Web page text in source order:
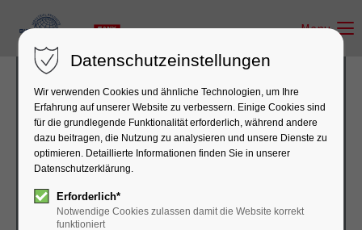
Menu
Tandem rollers
Datenschutzeinstellungen
Wir verwenden Cookies und ähnliche Technologien, um Ihre
Erfahrung auf unserer Website zu verbessern. Einige Cookies sind
für die grundlegende Funktionalität erforderlich, während andere
dazu beitragen, die Nutzung zu analysieren und unsere Dienste zu
optimieren. Detaillierte Informationen finden Sie in unserer
Datenschutzerklärung.
Erforderlich*
Notwendige Cookies zulassen damit die Website korrekt
funktioniert